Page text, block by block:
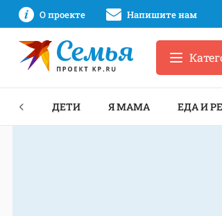
О проекте Напишите нам
ДЕТИ Я МАМА ЕДА И